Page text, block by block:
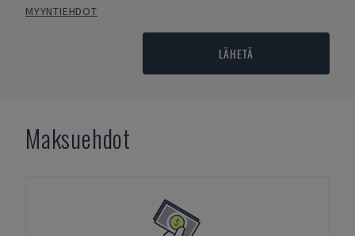
MYYNTIEHDOT
LÄHETÄ
Maksuehdot